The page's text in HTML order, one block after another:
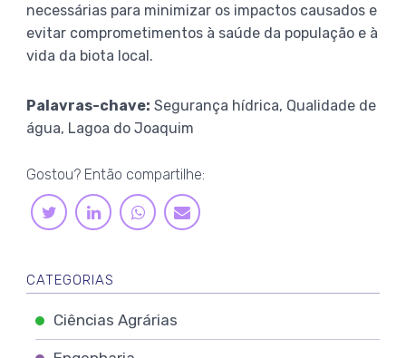
necessárias para minimizar os impactos causados e
evitar comprometimentos à saúde da população e à
vida da biota local.
Palavras-chave: Segurança hídrica, Qualidade de
água, Lagoa do Joaquim
Gostou? Então compartilhe:
TWITTERLINKEDINWHATSAPP
E-
MAIL
CATEGORIAS
Ciências Agrárias